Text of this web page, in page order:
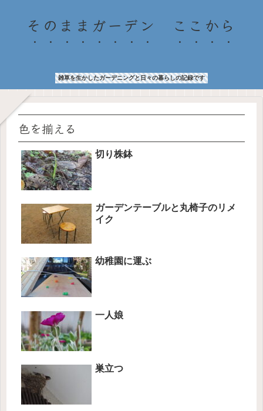
そのままガーデン ここから
雑草を生かしたガーデニングと日々の暮らしの記録です
色を揃える
切り株鉢
ガーデンテーブルと丸椅子のリメ
イク
幼稚園に運ぶ
一人娘
巣立つ